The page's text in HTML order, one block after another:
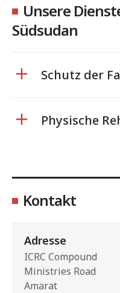
Unsere
Südsudan
Schutz der
Physische
Kontakt
Adresse
ICRC Compound
Ministries Road
Amarat